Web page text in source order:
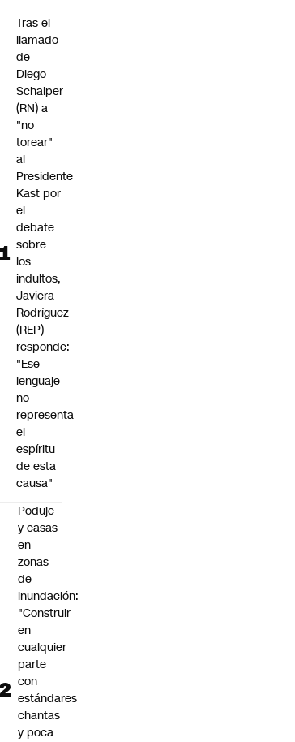
Tras el
llamado
de
Diego
Schalper
(RN) a
"no
torear"
al
Presidente
Kast por
el
debate
sobre
los
indultos,
Javiera
Rodríguez
(REP)
responde:
"Ese
lenguaje
no
representa
el
espíritu
de esta
causa"
Poduje
y casas
en
zonas
de
inundación:
"Construir
en
cualquier
parte
con
estándares
chantas
y poca